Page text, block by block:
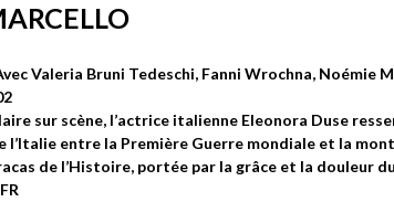
Valeria Bruni Tedeschi, Fanni Wrochna, Noémie
sur scène, l’actrice italienne Eleonora Duse
entre la Première Guerre mondiale et la
de l’Histoire, portée par la grâce et la douleur